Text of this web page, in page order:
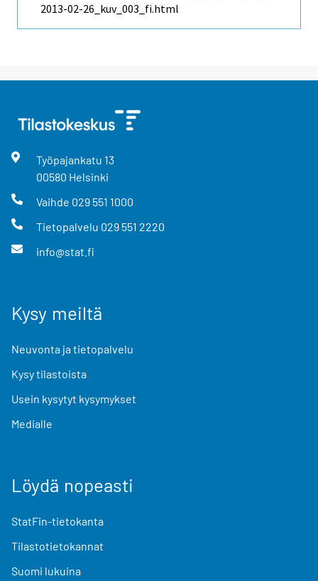
2013-02-26_kuv_003_fi.html
Työpajankatu 13
00580 Helsinki
Vaihde 029 551 1000
Tietopalvelu 029 551 2220
info@stat.fi
Kysy meiltä
Neuvonta ja tietopalvelu
Kysy tilastoista
Usein kysytyt kysymykset
Medialle
Löydä nopeasti
StatFin-tietokanta
Tilastotietokannat
Suomi lukuina